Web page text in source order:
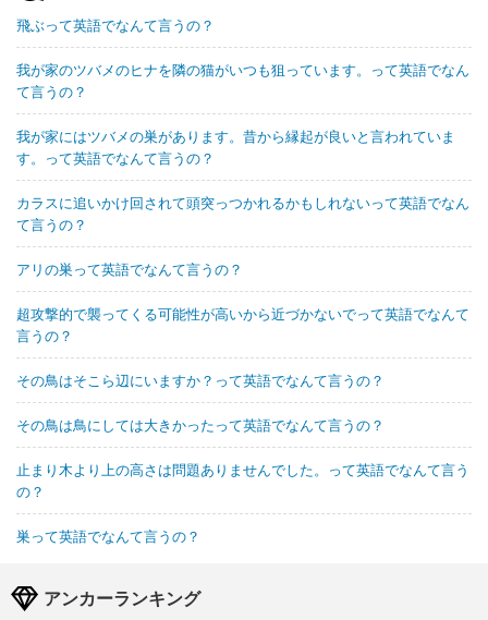
飛ぶって英語でなんて言うの？
我が家のツバメのヒナを隣の猫がいつも狙っています。って英語でなん
て言うの？
我が家にはツバメの巣があります。昔から縁起が良いと言われていま
す。って英語でなんて言うの？
カラスに追いかけ回されて頭突っつかれるかもしれないって英語でなん
て言うの？
アリの巣って英語でなんて言うの？
超攻撃的で襲ってくる可能性が高いから近づかないでって英語でなんて
言うの？
その鳥はそこら辺にいますか？って英語でなんて言うの？
その鳥は鳥にしては大きかったって英語でなんて言うの？
止まり木より上の高さは問題ありませんでした。って英語でなんて言う
の？
巣って英語でなんて言うの？
アンカーランキング